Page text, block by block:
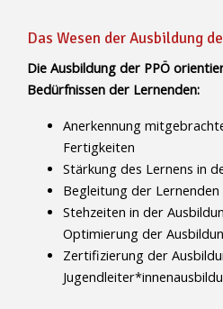
Das Wesen der Ausbildung
Die Ausbildung der PPÖ
Bedürfnissen der Lernenden:
Anerkennung
Fertigkeiten
Stärkung des Lernens in
Begleitung der Lernenden
Stehzeiten in der
Optimierung der
Zertifizierung der